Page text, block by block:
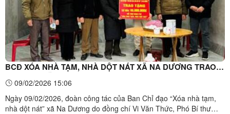
BCĐ XÓA NHÀ TẠM, NHÀ DỘT NÁT XÃ NA DƯƠNG TRAO
KINH PHÍ HỖ TRỢ XÂY MỚI NHÀ Ở
09/02/2026 15:06
Ngày 09/02/2026, đoàn công tác của Ban Chỉ đạo “Xóa nhà tạm,
nhà dột nát” xã Na Dương do đồng chí Vi Văn Thức, Phó Bí thư